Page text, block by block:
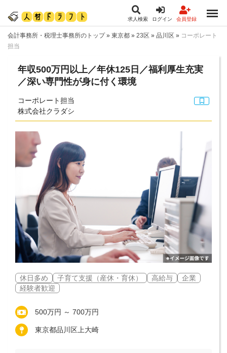
求人検索 ログイン 会員登録
会計事務所・税理士事務所のトップ» 東京都 » 23区 » 品川区 » コーポレート
担当
年収500万円以上／年休125日／福利厚生充実
／深い専門性が身に付く環境
コーポレート担当
株式会社クラダシ
休日多め 子育て支援（産休・育休） 高給与
企業
経験者歓迎
500万円 ～ 700万円
東京都品川区上大崎